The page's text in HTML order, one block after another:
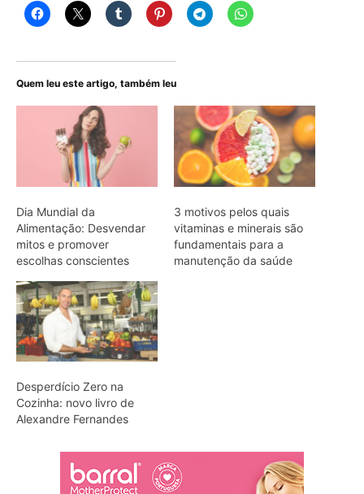
Quem leu este artigo, também leu
Dia Mundial da
Alimentação: Desvendar
mitos e promover
escolhas conscientes
3 motivos pelos quais
vitaminas e minerais são
fundamentais para a
manutenção da saúde
Desperdício Zero na
Cozinha: novo livro de
Alexandre Fernandes